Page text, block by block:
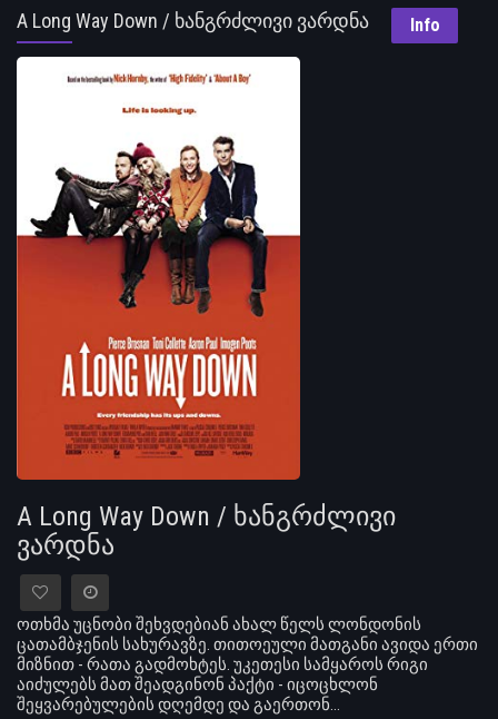
A Long Way Down / ხანგრძლივი ვარდნა Info
A Long Way Down / ხანგრძლივი
ვარდნა
ოთხმა უცნობი შეხვდებიან ახალ წელს ლონდონის
ცათამბჯენის სახურავზე. თითოეული მათგანი ავიდა ერთი
მიზნით - რათა გადმოხტეს. უკეთესი სამყაროს რიგი
აიძულებს მათ შეადგინონ პაქტი - იცოცხლონ
შეყვარებულების დღემდე და გაერთონ…